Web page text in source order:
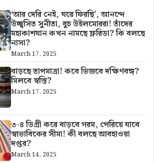
‘আর দেরি নেই, ঘরে ফিরছি’, আনন্দে
উচ্ছ্বসিত সুনীতা, বুচ উইলমোররা! তাঁদের
মহাকাশযান কখন নামছে ফ্লরিডা? কি বলছে
নাসা?
March 17, 2025
বাড়ছে তাপমাত্রা! কবে ভিজবে দক্ষিণবঙ্গ?
মিলবে স্বস্তি?
March 17, 2025
৩-৪ ডিগ্রী করে বাড়বে গরম, পেরিয়ে যাবে
স্বাভাবিকের সীমা! কী বলছে আবহাওয়া
দপ্তর?
March 14, 2025